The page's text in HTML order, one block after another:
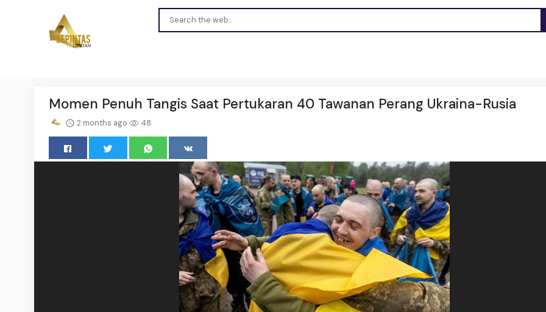
Momen Penuh Tangis Saat Pertukaran 40 Tawanan Perang Ukraina-Rusia
2 months ago 48